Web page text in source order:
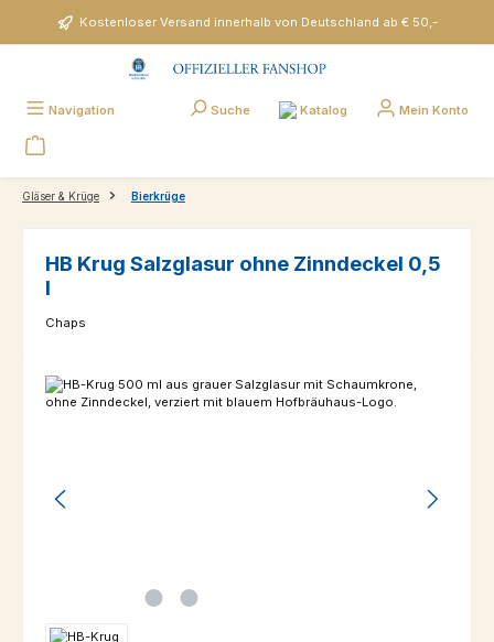
Zum Hauptinhalt springenKostenloser Versand innerhalb von Deutschland ab € 50,-
Navigation Suche Katalog Mein Konto
Gläser & Krüge Bierkrüge
HB Krug Salzglasur ohne Zinndeckel 0,5
l
Chaps
Bildergalerie überspringen